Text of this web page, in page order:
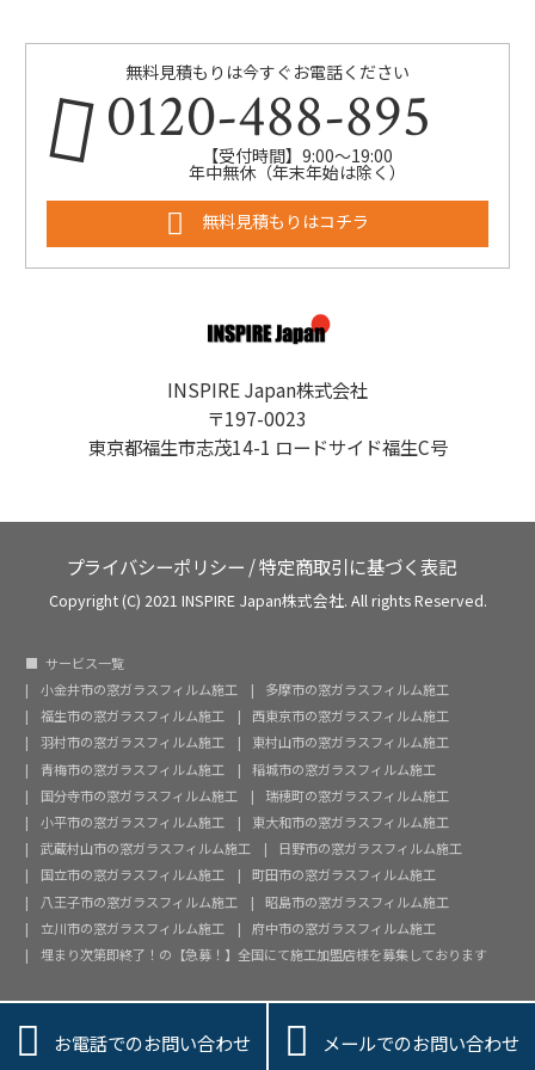
無料見積もりは今すぐお電話ください
0120-488-895
【受付時間】9:00～19:00
年中無休（年末年始は除く）
無料見積もりはコチラ
INSPIRE Japan株式会社
〒197-0023
東京都福生市志茂14-1 ロードサイド福生C号
プライバシーポリシー /特定商取引に基づく表記
Copyright (C) 2021 INSPIRE Japan株式会社. All rights Reserved.
サービス一覧
小金井市の窓ガラスフィルム施工
多摩市の窓ガラスフィルム施工
福生市の窓ガラスフィルム施工
西東京市の窓ガラスフィルム施工
羽村市の窓ガラスフィルム施工
東村山市の窓ガラスフィルム施工
青梅市の窓ガラスフィルム施工
稲城市の窓ガラスフィルム施工
国分寺市の窓ガラスフィルム施工
瑞穂町の窓ガラスフィルム施工
小平市の窓ガラスフィルム施工
東大和市の窓ガラスフィルム施工
武蔵村山市の窓ガラスフィルム施工
日野市の窓ガラスフィルム施工
国立市の窓ガラスフィルム施工
町田市の窓ガラスフィルム施工
八王子市の窓ガラスフィルム施工
昭島市の窓ガラスフィルム施工
立川市の窓ガラスフィルム施工
府中市の窓ガラスフィルム施工
埋まり次第即終了！の【急募！】全国にて施工加盟店様を募集しております
 お電話でのお問い合わせ  メールでのお問い合わせ